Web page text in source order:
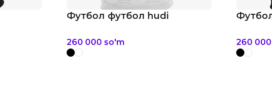
Футбол футбол hudi
260 000 so'm 260 000